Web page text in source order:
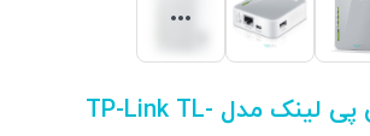
روتر بی سیم تی پی لینک مدل TP-Link TL-